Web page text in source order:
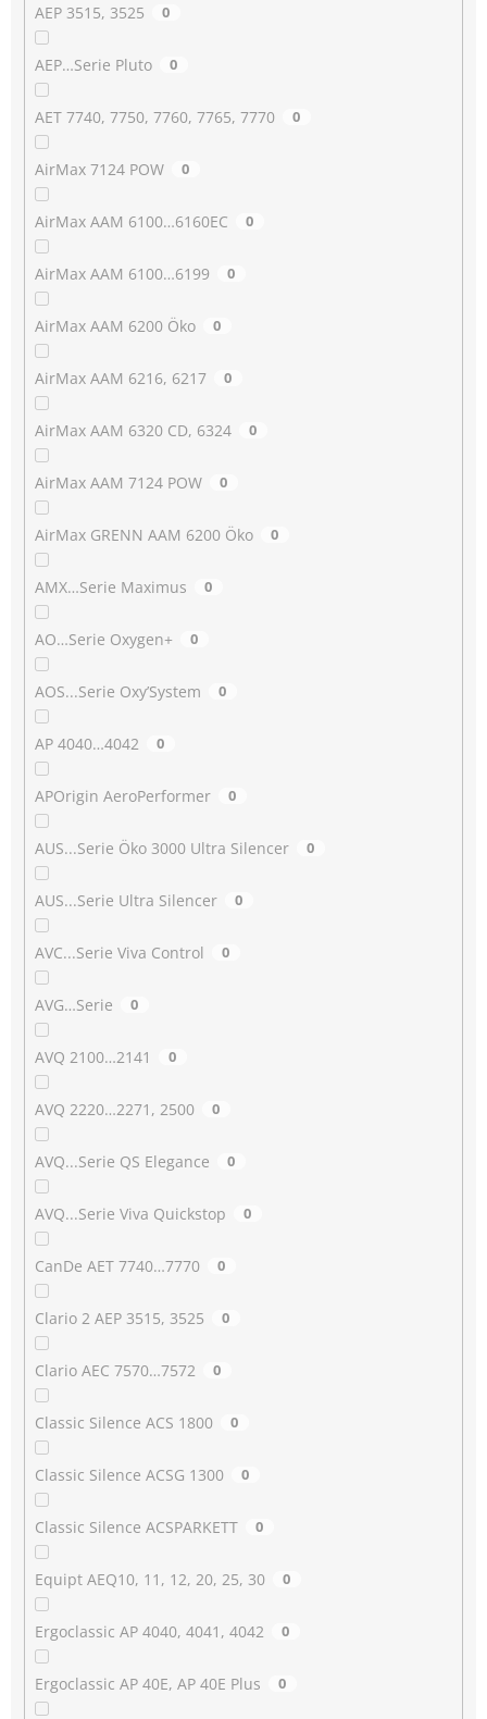
AEP 3515, 3525 0
AEP…Serie Pluto 0
AET 7740, 7750, 7760, 7765, 7770 0
AirMax 7124 POW 0
AirMax AAM 6100…6160EC 0
AirMax AAM 6100…6199 0
AirMax AAM 6200 Öko 0
AirMax AAM 6216, 6217 0
AirMax AAM 6320 CD, 6324 0
AirMax AAM 7124 POW 0
AirMax GRENN AAM 6200 Öko 0
AMX…Serie Maximus 0
AO…Serie Oxygen+ 0
AOS...Serie Oxy’System 0
AP 4040…4042 0
APOrigin AeroPerformer 0
AUS...Serie Öko 3000 Ultra Silencer 0
AUS...Serie Ultra Silencer 0
AVC...Serie Viva Control 0
AVG…Serie 0
AVQ 2100…2141 0
AVQ 2220…2271, 2500 0
AVQ...Serie QS Elegance 0
AVQ...Serie Viva Quickstop 0
CanDe AET 7740…7770 0
Clario 2 AEP 3515, 3525 0
Clario AEC 7570…7572 0
Classic Silence ACS 1800 0
Classic Silence ACSG 1300 0
Classic Silence ACSPARKETT 0
Equipt AEQ10, 11, 12, 20, 25, 30 0
Ergoclassic AP 4040, 4041, 4042 0
Ergoclassic AP 40E, AP 40E Plus 0